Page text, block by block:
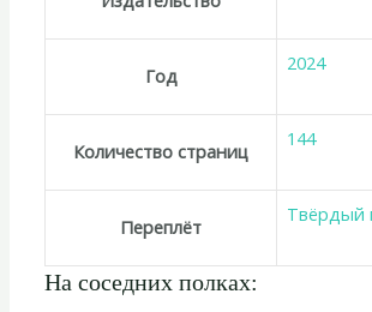
Год
2024
Количество страниц
144
Переплёт
Твёрдый
На соседних полках: